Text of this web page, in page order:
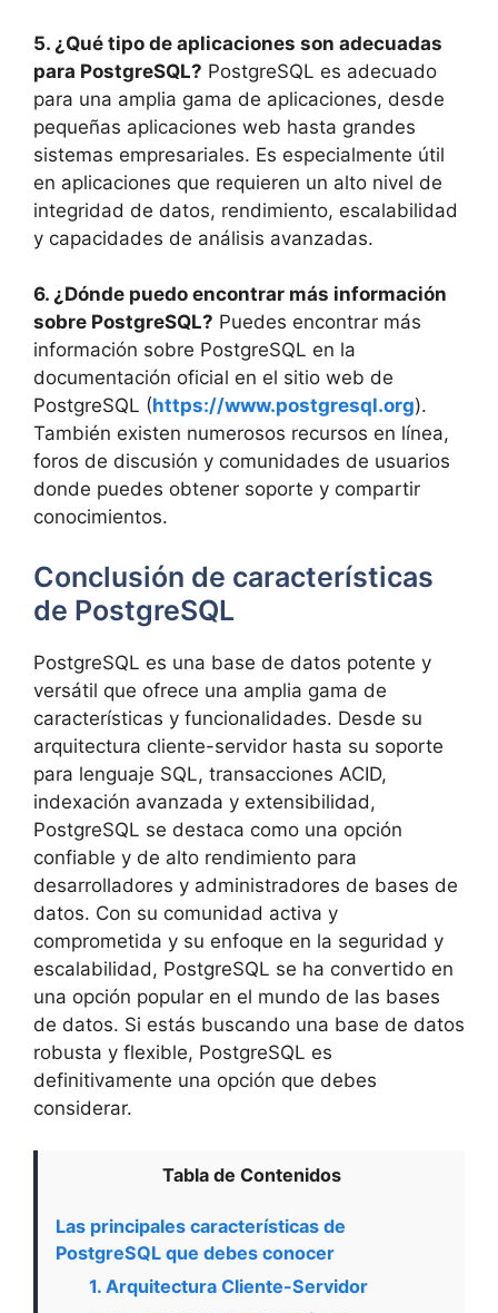
5. ¿Qué tipo de aplicaciones son adecuadas
para PostgreSQL? PostgreSQL es adecuado
para una amplia gama de aplicaciones, desde
pequeñas aplicaciones web hasta grandes
sistemas empresariales. Es especialmente útil
en aplicaciones que requieren un alto nivel de
integridad de datos, rendimiento, escalabilidad
y capacidades de análisis avanzadas.
6. ¿Dónde puedo encontrar más información
sobre PostgreSQL? Puedes encontrar más
información sobre PostgreSQL en la
documentación oficial en el sitio web de
PostgreSQL (https://www.postgresql.org).
También existen numerosos recursos en línea,
foros de discusión y comunidades de usuarios
donde puedes obtener soporte y compartir
conocimientos.
Conclusión de características
de PostgreSQL
PostgreSQL es una base de datos potente y
versátil que ofrece una amplia gama de
características y funcionalidades. Desde su
arquitectura cliente-servidor hasta su soporte
para lenguaje SQL, transacciones ACID,
indexación avanzada y extensibilidad,
PostgreSQL se destaca como una opción
confiable y de alto rendimiento para
desarrolladores y administradores de bases de
datos. Con su comunidad activa y
comprometida y su enfoque en la seguridad y
escalabilidad, PostgreSQL se ha convertido en
una opción popular en el mundo de las bases
de datos. Si estás buscando una base de datos
robusta y flexible, PostgreSQL es
definitivamente una opción que debes
considerar.
Tabla de Contenidos
Las principales características de
PostgreSQL que debes conocer
1. Arquitectura Cliente-Servidor